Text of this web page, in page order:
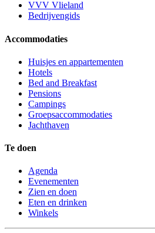
VVV Vlieland
Bedrijvengids
Accommodaties
Huisjes en appartementen
Hotels
Bed and Breakfast
Pensions
Campings
Groepsaccommodaties
Jachthaven
Te doen
Agenda
Evenementen
Zien en doen
Eten en drinken
Winkels